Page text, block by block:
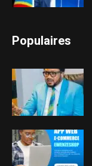
Populaires